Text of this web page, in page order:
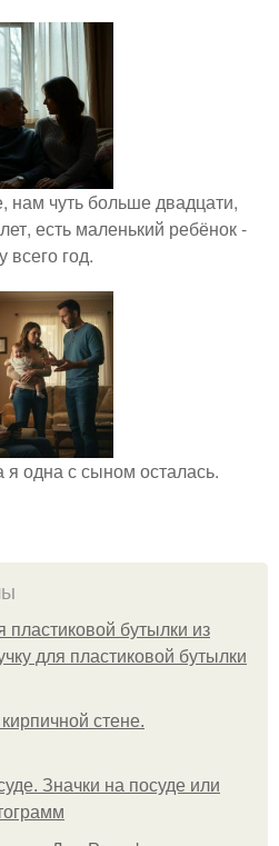
чуть больше двадцати,
есть маленький ребёнок -
всего год.
одна с сыном осталась.
бутылки из
для пластиковой бутылки
стене.
Значки на посуде или